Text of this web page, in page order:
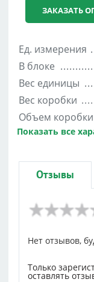
ЗАКАЗАТЬ
Ед. измерения
В блоке
Вес единицы
Вес коробки
Объем коробки
Вес блока
Показать все
Отзывы
Нет отзывов,
Только
оставлять